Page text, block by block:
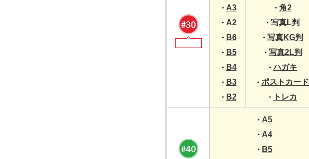
・ A3
・ A2
・ B6
・ B5
・ B4
・ B3
・ B2
・ 角2
・ 写真L判
・ 写真KG判
・ 写真2L判
・ハガキ
・ ポストカード
・ トレカ
・ A5
・ A4
・ B5